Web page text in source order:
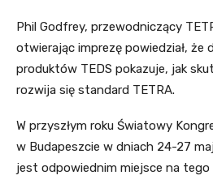
Phil Godfrey, przewodniczący
otwierając imprezę powiedział,
produktów TEDS pokazuje, jak
rozwija się standard TETRA.
W przyszłym roku Światowy
w Budapeszcie w dniach 24-27
jest odpowiednim miejsce na